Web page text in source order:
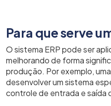
Para que serve
O sistema ERP pode ser
melhorando de forma
produção. Por exemplo,
desenvolver um sistema
controle de entrada e saída